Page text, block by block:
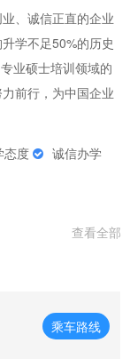
、诚信正直的企业
学不足50%的历史
业硕士培训领域的
前行，为中国企业
态度
诚信办学
查看全部
乘车路线